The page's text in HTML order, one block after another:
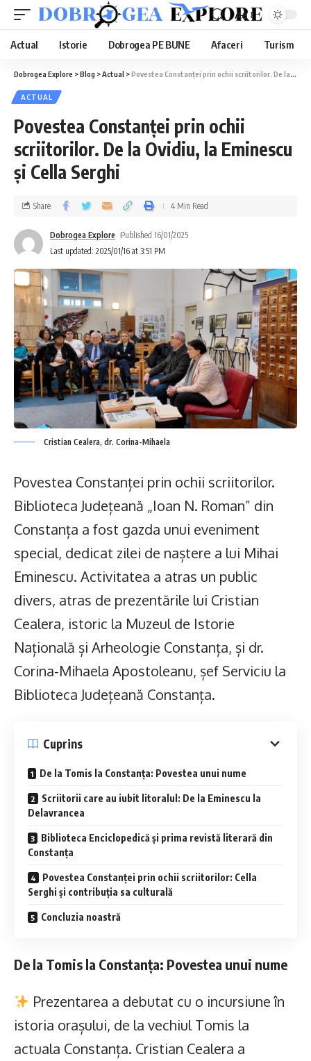
Aa
Actual Istorie Dobrogea PE BUNE Afaceri Turism
Dobrogea Explore >Blog >Actual >Povestea Constanței prin ochii scriitorilor. De la Ovidiu, la Eminescu și Cella Serghi
ACTUAL
Povestea Constanței prin ochii
scriitorilor. De la Ovidiu, la Eminescu
și Cella Serghi
Last updated: 2025/01/16 at 3:51 PM
Dobrogea Explore Published 16/01/2025
Share 4 Min Read
Cristian Cealera, dr. Corina-Mihaela
Povestea Constanței prin ochii scriitorilor.
Biblioteca Județeană „Ioan N. Roman” din
Constanța a fost gazda unui eveniment
special, dedicat zilei de naștere a lui Mihai
Eminescu. Activitatea a atras un public
divers, atras de prezentările lui Cristian
Cealera, istoric la Muzeul de Istorie
Națională și Arheologie Constanța, și dr.
Corina-Mihaela Apostoleanu, șef Serviciu la
Biblioteca Județeană Constanța.
Cuprins
De la Tomis la Constanța: Povestea unui nume
Scriitorii care au iubit litoralul: De la Eminescu la
Delavrancea
Biblioteca Enciclopedică și prima revistă literară din
Constanța
Povestea Constanței prin ochii scriitorilor: Cella
Serghi și contribuția sa culturală
Concluzia noastră
De la Tomis la Constanța: Povestea unui nume
Prezentarea a debutat cu o incursiune în
istoria orașului, de la vechiul Tomis la
actuala Constanța. Cristian Cealera a